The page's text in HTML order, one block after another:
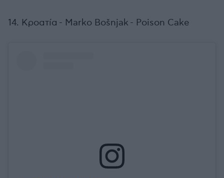
14. Κροατία - Marko Bošnjak - Poison Cake